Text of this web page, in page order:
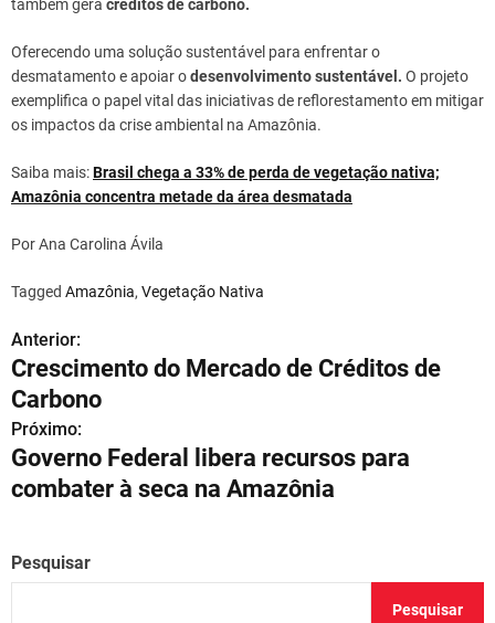
também gera créditos de carbono.
Oferecendo uma solução sustentável para enfrentar o
desmatamento e apoiar odesenvolvimento sustentável. O projeto
exemplifica o papel vital das iniciativas de reflorestamento em mitigar
os impactos da crise ambiental na Amazônia.
Saiba mais:Brasil chega a 33% de perda de vegetação nativa;
Amazônia concentra metade da área desmatada
Por Ana Carolina Ávila
Tagged Amazônia, Vegetação Nativa
N
a
v
e
a
Anterior:
Crescimento do Mercado de Créditos de
Carbono
Próximo:
Governo Federal libera recursos para
combater à seca na Amazônia
Pesquisar
Pesquisar